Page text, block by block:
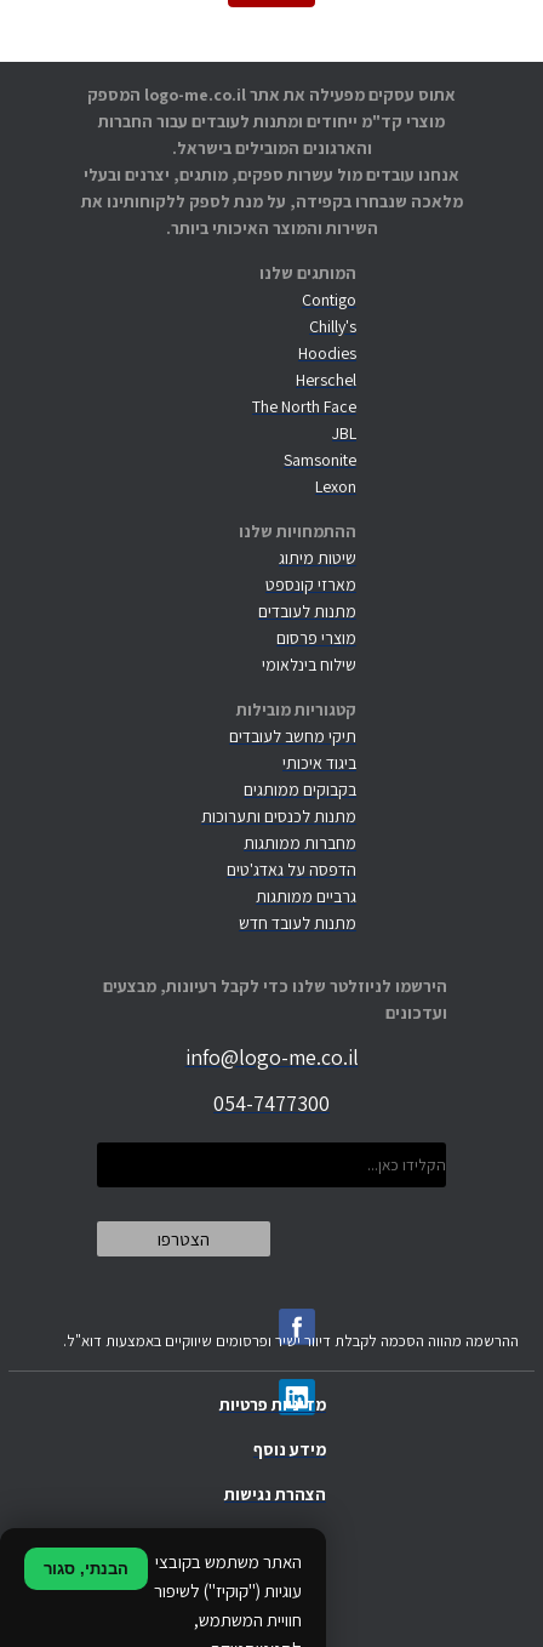
המותגים שלנו
Contigo
Chilly's
Hoodies
Herschel
The North Face
JBL
Samsonite
Lexon
ההתמחויות שלנו
שיטות מיתוג
מארזי קונספט
מתנות לעובדים
מוצרי פרסום
שילוח בינלאומי
קטגוריות מובילות
תיקי מחשב לעובדים
ביגוד איכותי
בקבוקים ממותגים
מתנות לכנסים ותערוכות
מחברות ממותגות
הדפסה על גאדג'טים
גרביים ממותגות
מתנות לעובד חדש
אתוס עסקים מפעילה את אתר logo-me.co.il המספק
מוצרי קד"מ ייחודים ומתנות לעובדים עבור החברות
והארגונים המובילים בישראל.
אנחנו עובדים מול עשרות ספקים, מותגים, יצרנים ובעלי
מלאכה שנבחרו בקפידה, על מנת לספק ללקוחותינו את
השירות והמוצר האיכותי ביותר.
הירשמו לניוזלטר שלנו כדי לקבל רעיונות, מבצעים
ועדכונים
info@logo-me.co.il
054-7477300
מדיניות פרטיות
האתר משתמש בקובצי
עוגיות ("קוקיז") לשיפור
חוויית המשתמש,
הבנתי, סגור
מידע נוסף
.
הצהרת נגישות
ההרשמה מהווה הסכמה לקבלת דיוור ישיר ופרסומים שיווקיים באמצעות דוא"ל.